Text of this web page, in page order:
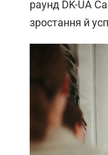
раунд DK-UA
зростання й